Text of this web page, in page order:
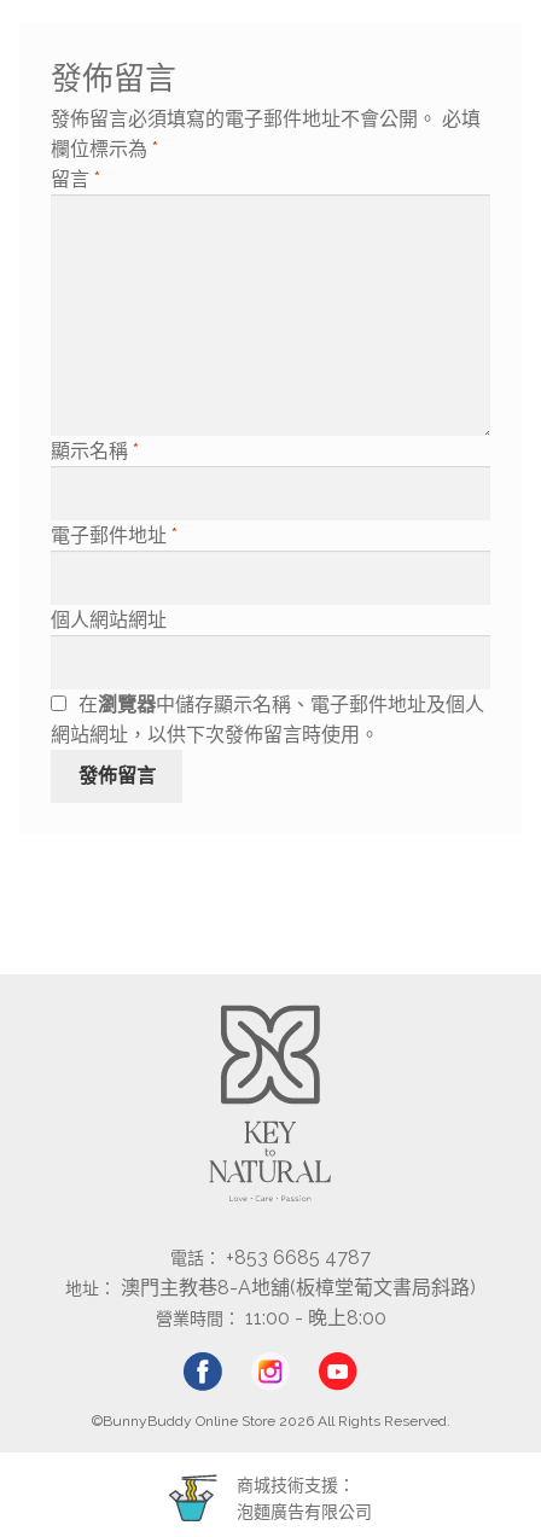
發佈留言
發佈留言必須填寫的電子郵件地址不會公開。 必填
欄位標示為 *
留言 *
顯示名稱 *
電子郵件地址 *
個人網站網址
在瀏覽器中儲存顯示名稱、電子郵件地址及個人
網站網址，以供下次發佈留言時使用。
電話： +853 6685 4787
地址： 澳門主教巷8-A地舖(板樟堂葡文書局斜路)
營業時間： 11:00 - 晚上8:00
©BunnyBuddy Online Store 2026 All Rights Reserved.
商城技術支援：
泡麵廣告有限公司